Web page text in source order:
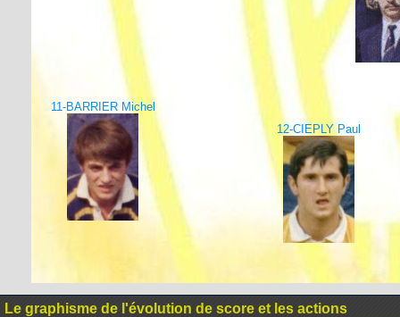
11-BARRIER Michel
12-CIEPLY Paul
Le graphisme de l'évolution de score et les actions